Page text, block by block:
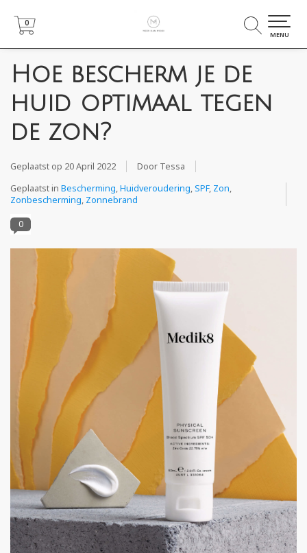
0
0
MENU
Hoe bescherm je de
huid optimaal tegen
de zon?
Geplaatst op 20 April 2022
Door Tessa
Geplaatst in Bescherming,Huidveroudering,SPF, Zon,
Zonbescherming, Zonnebrand
0